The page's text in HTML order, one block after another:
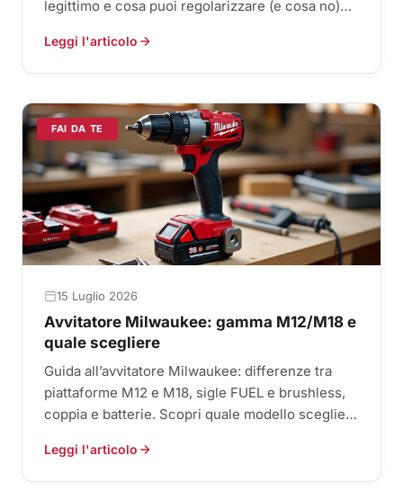
legittimo e cosa puoi regolarizzare (e cosa no)
Leggi l'articolo
FAI DA TE
15 Luglio 2026
Avvitatore Milwaukee: gamma M12/M18 e
quale scegliere
Guida all’avvitatore Milwaukee: differenze tra
piattaforme M12 e M18, sigle FUEL e brushless,
coppia e batterie. Scopri quale modello scegliere
Leggi l'articolo